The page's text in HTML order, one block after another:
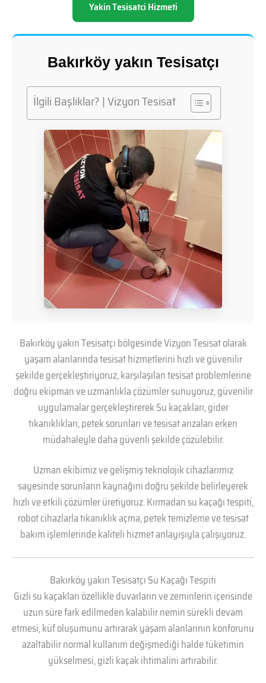
Yakin Tesisatci Hizmeti
Bakırköy yakın Tesisatçı
İlgili Başlıklar? | Vizyon Tesisat
Bakırköy yakın Tesisatçı bölgesinde Vizyon Tesisat olarak
yaşam alanlarında tesisat hizmetlerini hızlı ve güvenilir
şekilde gerçekleştiriyoruz, karşılaşılan tesisat problemlerine
doğru ekipman ve uzmanlıkla çözümler sunuyoruz, güvenilir
uygulamalar gerçekleştirerek Su kaçakları, gider
tıkanıklıkları, petek sorunları ve tesisat arızaları erken
müdahaleyle daha güvenli şekilde çözülebilir.
Uzman ekibimiz ve gelişmiş teknolojik cihazlarımız
sayesinde sorunların kaynağını doğru şekilde belirleyerek
hızlı ve etkili çözümler üretiyoruz. Kırmadan su kaçağı tespiti,
robot cihazlarla tıkanıklık açma, petek temizleme ve tesisat
bakım işlemlerinde kaliteli hizmet anlayışıyla çalışıyoruz.
Bakırköy yakın Tesisatçı Su Kaçağı Tespiti
Gizli su kaçakları özellikle duvarların ve zeminlerin içerisinde
uzun süre fark edilmeden kalabilir nemin sürekli devam
etmesi, küf oluşumunu artırarak yaşam alanlarının konforunu
azaltabilir normal kullanım değişmediği halde tüketimin
yükselmesi, gizli kaçak ihtimalini artırabilir.